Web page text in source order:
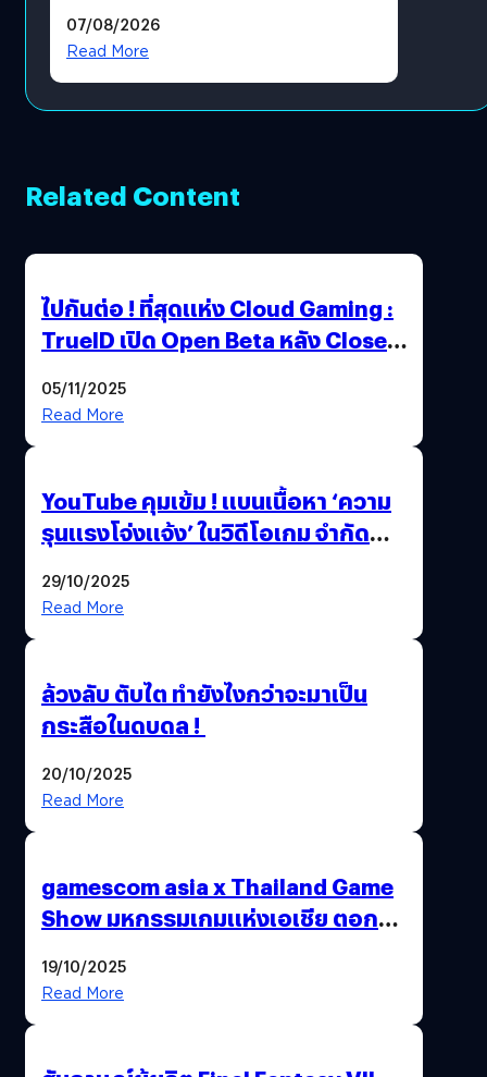
07/08/2026
Read More
Related Content
ไปกันต่อ ! ที่สุดแห่ง Cloud Gaming :
TrueID เปิด Open Beta หลัง Close
Thailand Game Show 2025 ทะลุ 15
05/11/2025
Read More
YouTube คุมเข้ม ! แบนเนื้อหา ‘ความ
รุนแรงโจ่งแจ้ง’ ในวิดีโอเกม จำกัด
29/10/2025
Read More
ล้วงลับ ตับไต ทำยังไงกว่าจะมาเป็น
กระสือในดบดล !
20/10/2025
Read More
gamescom asia x Thailand Game
Show มหกรรมเกมแห่งเอเชีย ตอกย้ำ
พาณิชย์ร่วมชูความสำเร็จ
19/10/2025
Read More